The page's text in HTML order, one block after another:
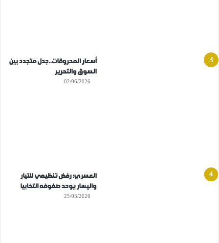
أسعار المحروقات..جدل متجدد بين
السوق والتحرير
02/06/2026
العسري: رفض تنظيمي للتيار
واليسار يوحد صفوفه انتخابيا
25/03/2026